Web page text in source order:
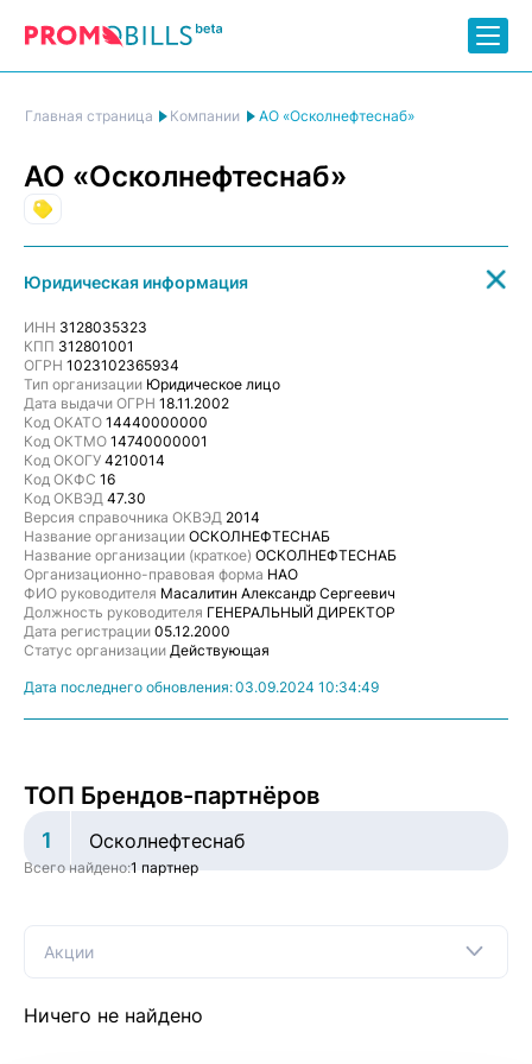
Главная страница Компании АО «Осколнефтеснаб»
АО «Осколнефтеснаб»
Юридическая информация
ИНН 3128035323
КПП 312801001
ОГРН 1023102365934
Тип организации Юридическое лицо
Дата выдачи ОГРН 18.11.2002
Код ОКАТО 14440000000
Код ОКТМО 14740000001
Код ОКОГУ 4210014
Код ОКФС 16
Код ОКВЭД 47.30
Версия справочника ОКВЭД 2014
Название организации ОСКОЛНЕФТЕСНАБ
Название организации (краткое) ОСКОЛНЕФТЕСНАБ
Организационно-правовая форма НАО
ФИО руководителя Масалитин Александр Сергеевич
Должность руководителя ГЕНЕРАЛЬНЫЙ ДИРЕКТОР
Дата регистрации 05.12.2000
Статус организации Действующая
Дата последнего обновления:03.09.2024 10:34:49
ТОП Брендов-партнёров
1 Осколнефтеснаб
Всего найдено:1 партнер
Акции
Ничего не найдено